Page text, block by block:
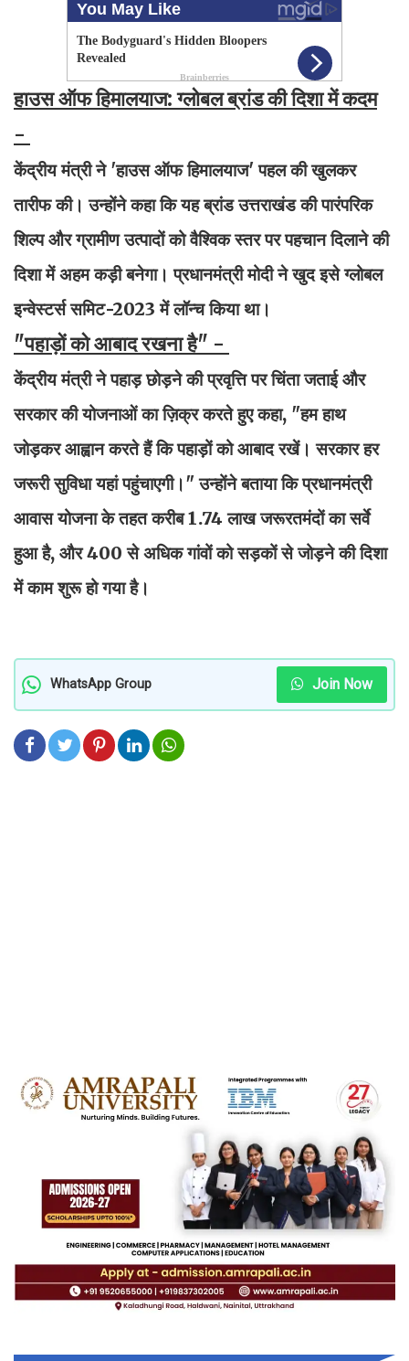
हाउस ऑफ हिमालयाज: ग्लोबल ब्रांड की दिशा में कदम
-
केंद्रीय मंत्री ने 'हाउस ऑफ हिमालयाज' पहल की खुलकर
तारीफ की। उन्होंने कहा कि यह ब्रांड उत्तराखंड की पारंपरिक
शिल्प और ग्रामीण उत्पादों को वैश्विक स्तर पर पहचान दिलाने की
दिशा में अहम कड़ी बनेगा। प्रधानमंत्री मोदी ने खुद इसे ग्लोबल
इन्वेस्टर्स समिट-2023 में लॉन्च किया था।
"पहाड़ों को आबाद रखना है" -
केंद्रीय मंत्री ने पहाड़ छोड़ने की प्रवृत्ति पर चिंता जताई और
सरकार की योजनाओं का ज़िक्र करते हुए कहा, "हम हाथ
जोड़कर आह्वान करते हैं कि पहाड़ों को आबाद रखें। सरकार हर
जरूरी सुविधा यहां पहुंचाएगी।" उन्होंने बताया कि प्रधानमंत्री
आवास योजना के तहत करीब 1.74 लाख जरूरतमंदों का सर्वे
हुआ है, और 400 से अधिक गांवों को सड़कों से जोड़ने की दिशा
में काम शुरू हो गया है।
WhatsApp Group Join Now